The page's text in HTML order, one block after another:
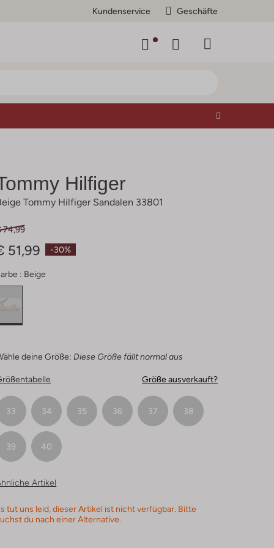
Kundenservice Geschäfte
Hilfiger
Tommy Hilfiger Sandalen 33801
-30%
74,99
51,99
: Beige
deine Größe: Diese Größe fällt normal aus
Größe ausverkauft?
33 34 35 36 37 38
39 40
Artikel
tut uns leid, dieser Artikel ist nicht verfügbar. Bitte
du nach einer Alternative.